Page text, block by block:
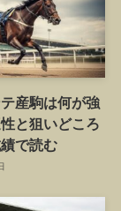
産駒は何が強
と狙いどころ
で読む